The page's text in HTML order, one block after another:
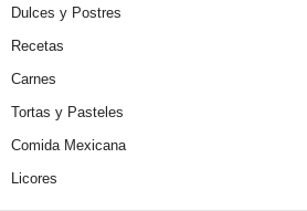
Dulces y Postres
Recetas
Carnes
Tortas y Pasteles
Comida Mexicana
Licores